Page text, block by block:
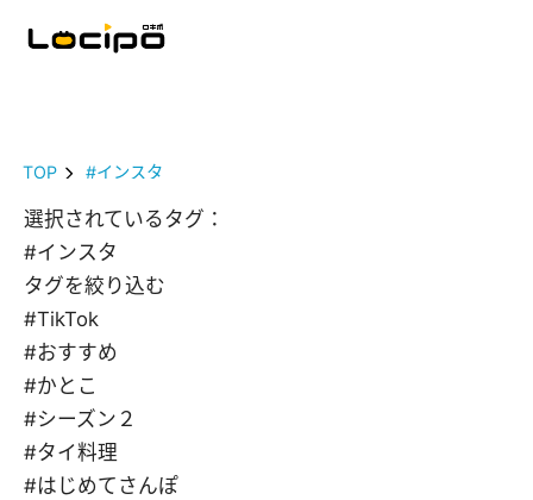
TOP #インスタ
選択されているタグ：
#インスタ
タグを絞り込む
#TikTok
#おすすめ
#かとこ
#シーズン２
#タイ料理
#はじめてさんぽ